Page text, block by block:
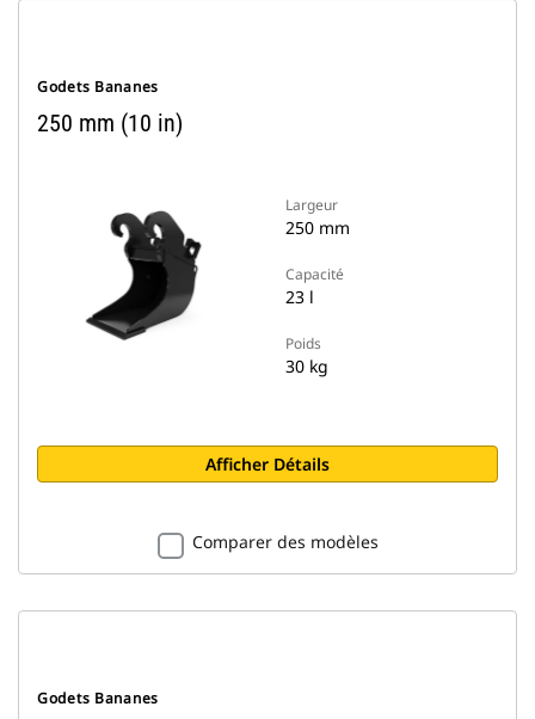
Godets Bananes
250 mm (10 in)
Largeur
250 mm
Capacité
23 l
Poids
30 kg
Afficher Détails
Comparer des modèles
Godets Bananes